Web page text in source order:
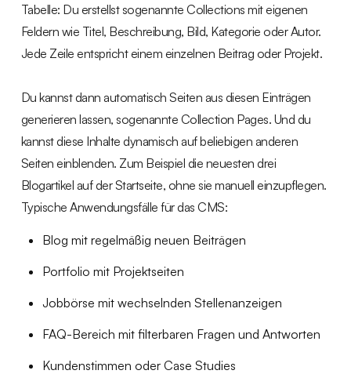
Tabelle: Du erstellst sogenannte Collections mit eigenen
Feldern wie Titel, Beschreibung, Bild, Kategorie oder Autor.
Jede Zeile entspricht einem einzelnen Beitrag oder Projekt.
Du kannst dann automatisch Seiten aus diesen Einträgen
generieren lassen, sogenannte Collection Pages. Und du
kannst diese Inhalte dynamisch auf beliebigen anderen
Seiten einblenden. Zum Beispiel die neuesten drei
Blogartikel auf der Startseite, ohne sie manuell einzupflegen.
Typische Anwendungsfälle für das CMS:
Blog mit regelmäßig neuen Beiträgen
Portfolio mit Projektseiten
Jobbörse mit wechselnden Stellenanzeigen
FAQ-Bereich mit filterbaren Fragen und Antworten
Kundenstimmen oder Case Studies